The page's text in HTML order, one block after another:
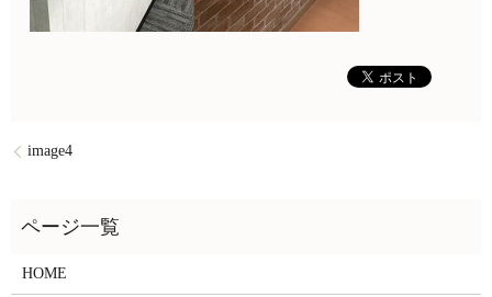
image4
HOME